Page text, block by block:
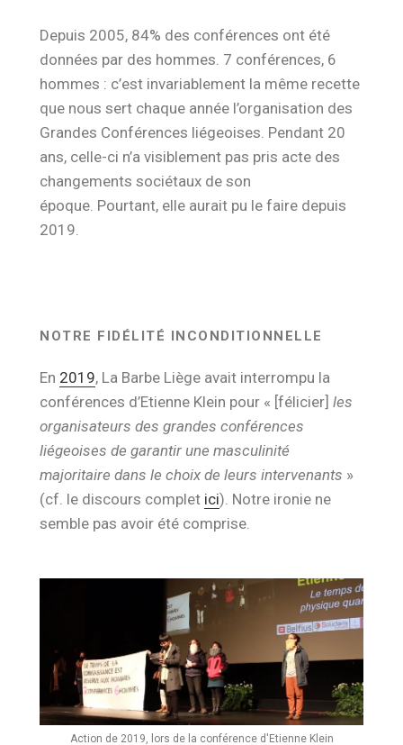
Depuis 2005, 84% des conférences ont été
données par des hommes. 7 conférences, 6
hommes : c’est invariablement la même recette
que nous sert chaque année l’organisation des
Grandes Conférences liégeoises. Pendant 20
ans, celle-ci n’a visiblement pas pris acte des
changements sociétaux de son
époque. Pourtant, elle aurait pu le faire depuis
2019.
NOTRE FIDÉLITÉ INCONDITIONNELLE
En 2019, La Barbe Liège avait interrompu la
conférences d’Etienne Klein pour « [félicier] les
organisateurs des grandes conférences
liégeoises de garantir une masculinité
majoritaire dans le choix de leurs intervenants »
(cf. le discours complet ici). Notre ironie ne
semble pas avoir été comprise.
Action de 2019, lors de la conférence d'Etienne Klein